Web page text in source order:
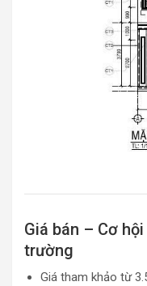
Giá bán – Cơ
trường
Giá tham khảo từ